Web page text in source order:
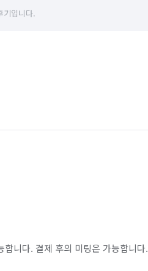
기입니다.
니다. 결제 후의 미팅은 가능합니다.